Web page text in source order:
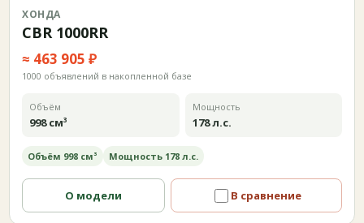
ХОНДА
CBR 1000RR
≈ 463 905 ₽
1000 объявлений в накопленной базе
Объём
998 см³
Мощность
178 л.с.
Объём 998 см³ Мощность 178 л.с.
О модели В сравнение